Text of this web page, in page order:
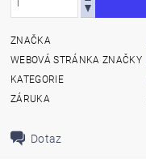
ZNAČKA
WEBOVÁ STRÁNKA ZNAČKY
KATEGORIE
ZÁRUKA
Dotaz